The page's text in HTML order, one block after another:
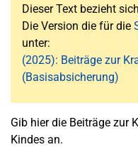
Dieser Text bezieht
Die Version die für die
unter:
(2025): Beiträge zur
(Basisabsicherung)
Gib hier die Beiträge zur
Kindes an.